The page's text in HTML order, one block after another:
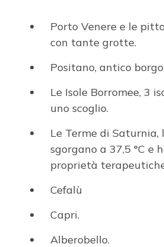
Porto Venere e le
con tante grotte.
Positano, antico
Le Isole Borromee, 3
uno scoglio.
Le Terme di Saturnia,
sgorgano a 37,5 °C e
proprietà
Cefalù
Capri.
Alberobello.